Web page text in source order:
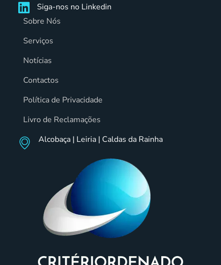
Siga-nos no Linkedin
Sobre Nós
Serviços
Notícias
Contactos
Política de Privacidade
Livro de Reclamações
Alcobaça | Leiria | Caldas da Rainha